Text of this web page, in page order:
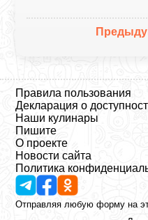
Правила пользования
Декларация о
Наши кулинары
Пишите
О проекте
Новости сайта
Политика
Отправляя любую форму на